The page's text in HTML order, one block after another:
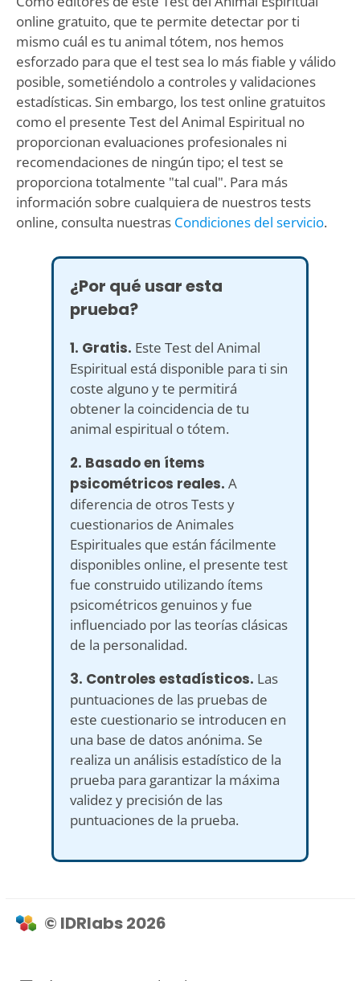
online gratuito, que te permite detectar por ti
mismo cuál es tu animal tótem, nos hemos
esforzado para que el test sea lo más fiable y válido
posible, sometiéndolo a controles y validaciones
estadísticas. Sin embargo, los test online gratuitos
como el presente Test del Animal Espiritual no
proporcionan evaluaciones profesionales ni
recomendaciones de ningún tipo; el test se
proporciona totalmente "tal cual". Para más
información sobre cualquiera de nuestros tests
online, consulta nuestras Condiciones del servicio.
¿Por qué usar esta
prueba?
1. Gratis. Este Test del Animal
Espiritual está disponible para ti sin
coste alguno y te permitirá
obtener la coincidencia de tu
animal espiritual o tótem.
2. Basado en ítems
psicométricos reales. A
diferencia de otros Tests y
cuestionarios de Animales
Espirituales que están fácilmente
disponibles online, el presente test
fue construido utilizando ítems
psicométricos genuinos y fue
influenciado por las teorías clásicas
de la personalidad.
3. Controles estadísticos. Las
puntuaciones de las pruebas de
este cuestionario se introducen en
una base de datos anónima. Se
realiza un análisis estadístico de la
prueba para garantizar la máxima
validez y precisión de las
puntuaciones de la prueba.
© IDRlabs 2026